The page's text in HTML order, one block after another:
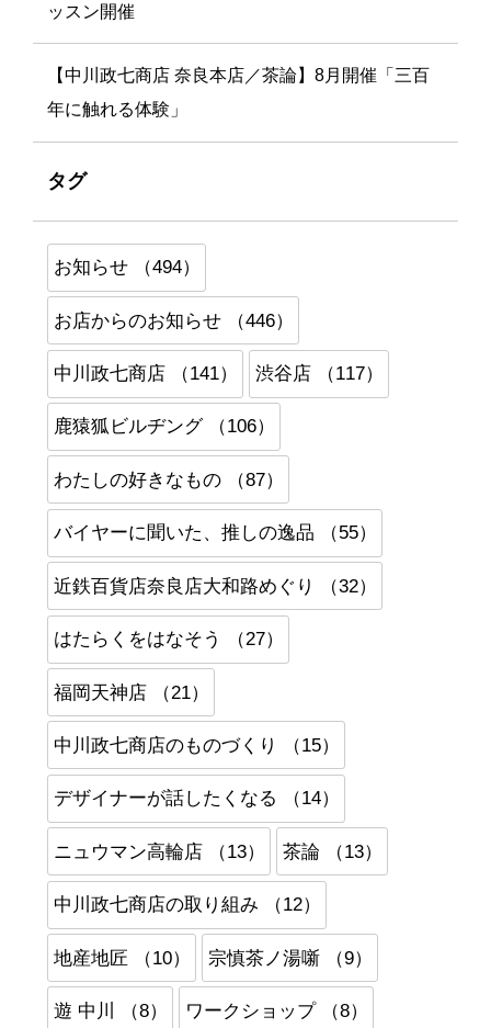
ッスン開催
【中川政七商店 奈良本店／茶論】8月開催「三百
年に触れる体験」
タグ
お知らせ （494）
お店からのお知らせ （446）
中川政七商店 （141） 渋谷店 （117）
鹿猿狐ビルヂング （106）
わたしの好きなもの （87）
バイヤーに聞いた、推しの逸品 （55）
近鉄百貨店奈良店大和路めぐり （32）
はたらくをはなそう （27）
福岡天神店 （21）
中川政七商店のものづくり （15）
デザイナーが話したくなる （14）
ニュウマン高輪店 （13） 茶論 （13）
中川政七商店の取り組み （12）
地産地匠 （10） 宗慎茶ノ湯噺 （9）
遊 中川 （8） ワークショップ （8）